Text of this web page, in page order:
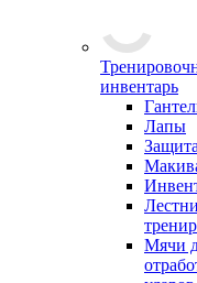
инвентарь
Лапы
Мячи